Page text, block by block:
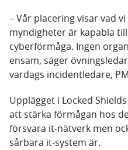
– Vår placering visar vad
myndigheter är kapabla
cyberförmåga. Ingen
ensam, säger
vardags incidentledare,
Upplägget i Locked
att stärka förmågan hos
försvara it-nätverk men
sårbara it-system är.